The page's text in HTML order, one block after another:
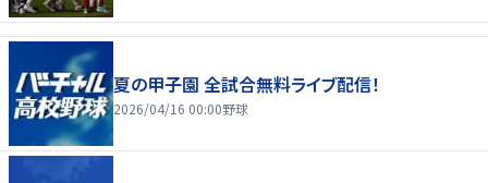
夏の甲子園 全試合無料ライブ配信！
2026/04/16 00:00野球